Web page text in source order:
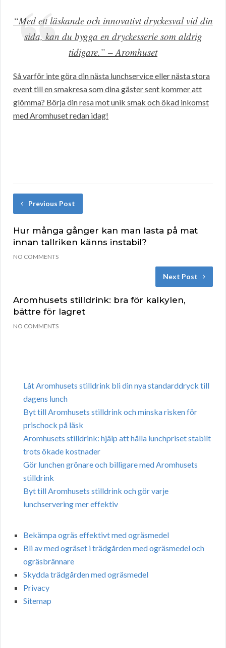
“Med ett läskande och innovativt dryckesval vid din
sida, kan du bygga en dryckesserie som aldrig
tidigare.” – Aromhuset
Så varför inte göra din nästa lunchservice eller nästa stora
event till en smakresa som dina gäster sent kommer att
glömma? Börja din resa mot unik smak och ökad inkomst
med Aromhuset redan idag!
Previous Post
Hur många gånger kan man lasta på mat
innan tallriken känns instabil?
NO COMMENTS
Next Post
Aromhusets stilldrink: bra för kalkylen,
bättre för lagret
NO COMMENTS
Låt Aromhusets stilldrink bli din nya standarddryck till
dagens lunch
Byt till Aromhusets stilldrink och minska risken för
prischock på läsk
Aromhusets stilldrink: hjälp att hålla lunchpriset stabilt
trots ökade kostnader
Gör lunchen grönare och billigare med Aromhusets
stilldrink
Byt till Aromhusets stilldrink och gör varje
lunchservering mer effektiv
Bekämpa ogräs effektivt med ogräsmedel
Bli av med ogräset i trädgården med ogräsmedel och
ogräsbrännare
Skydda trädgården med ogräsmedel
Privacy
Sitemap